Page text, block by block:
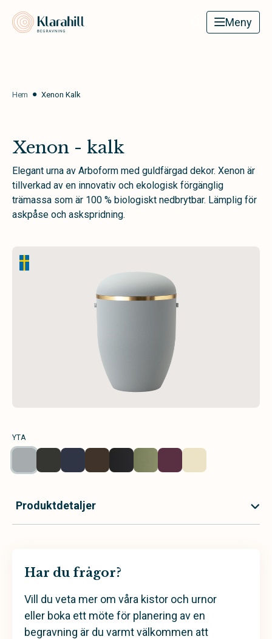
Meny
Hem Xenon Kalk
Xenon - kalk
Elegant urna av Arboform med guldfärgad dekor. Xenon är
tillverkad av en innovativ och ekologisk förgänglig
trämassa som är 100 % biologiskt nedbrytbar. Lämplig för
askpåse och askspridning.
YTA
Produktdetaljer
Har du frågor?
Vill du veta mer om våra kistor och urnor
eller boka ett möte för planering av en
begravning är du varmt välkommen att